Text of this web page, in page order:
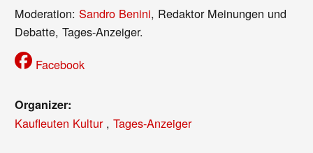
Moderation:Sandro Benini, Redaktor Meinungen und
Debatte, Tages-Anzeiger.
Facebook
Organizer:
Kaufleuten Kultur ,Tages-Anzeiger